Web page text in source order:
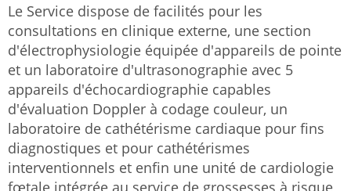
Le Service dispose de facilités pour les
consultations en clinique externe, une section
d'électrophysiologie équipée d'appareils de pointe
et un laboratoire d'ultrasonographie avec 5
appareils d'échocardiographie capables
d'évaluation Doppler à codage couleur, un
laboratoire de cathétérisme cardiaque pour fins
diagnostiques et pour cathétérismes
interventionnels et enfin une unité de cardiologie
fœtale intégrée au service de grossesses à risque